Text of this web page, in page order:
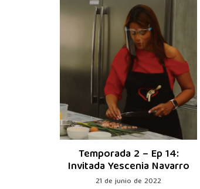
Temporada 2 – Ep 14:
Invitada Yescenia Navarro
21 de junio de 2022